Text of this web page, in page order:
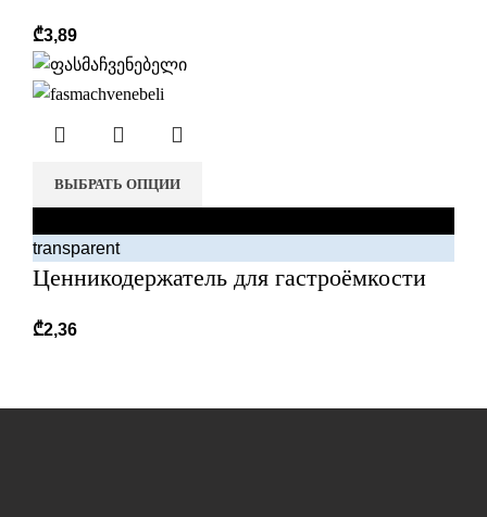
₾3,89
ВЫБРАТЬ ОПЦИИ
transparent
Ценникодержатель для гастроёмкости
₾2,36